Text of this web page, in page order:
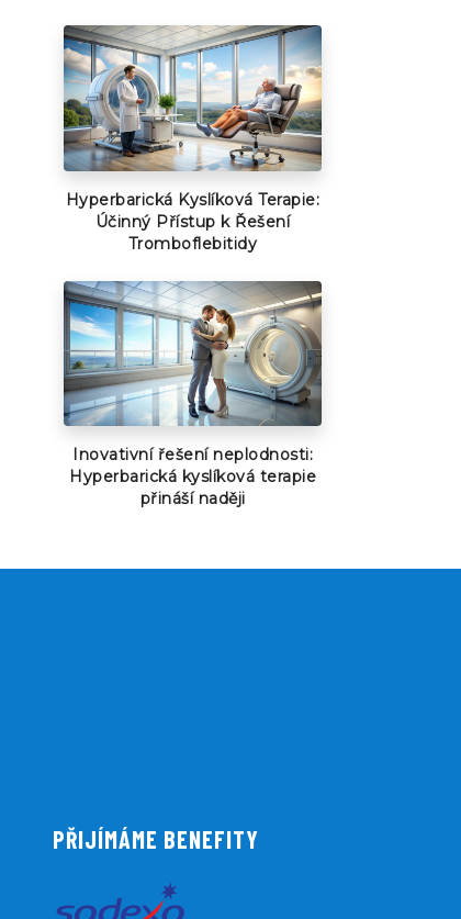
Hyperbarická Kyslíková Terapie:
Účinný Přístup k Řešení
Tromboflebitidy
Inovativní řešení neplodnosti:
Hyperbarická kyslíková terapie
přináší naději
PŘIJÍMÁME BENEFITY